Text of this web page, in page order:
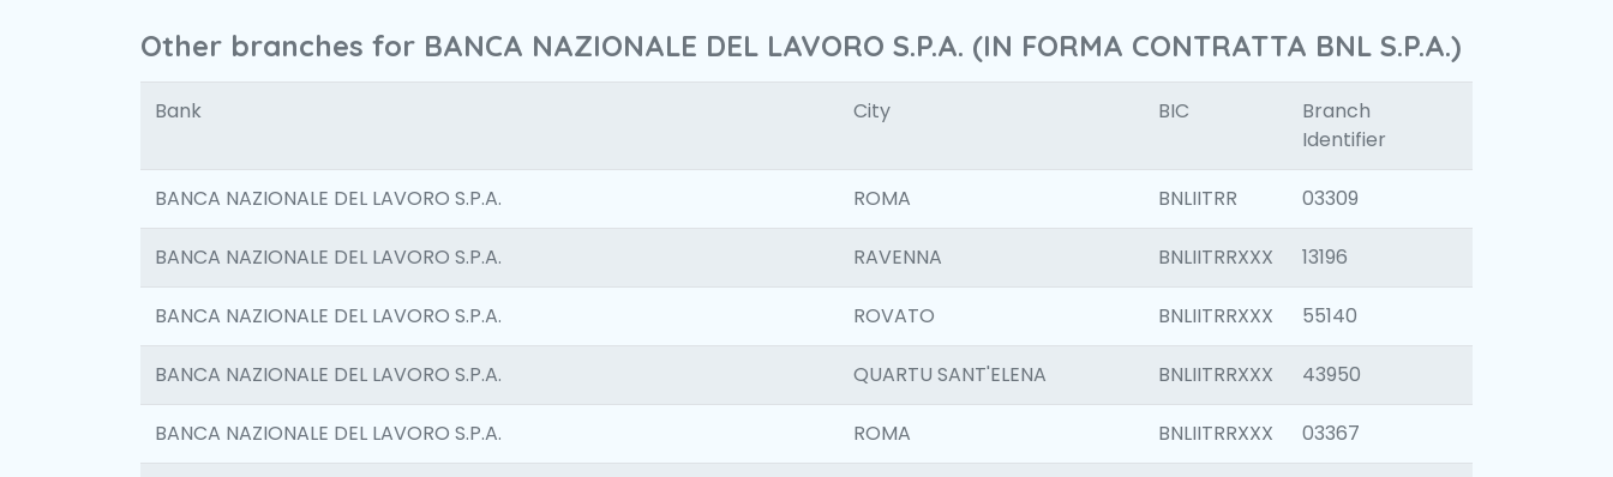
Other branches for BANCA NAZIONALE DEL LAVORO S.P.A. (IN FORMA CONTRATTA BNL S.P.A.)
Bank City BIC
Branch
Identifier
BANCA NAZIONALE DEL LAVORO S.P.A. ROMA BNLIITRR 03309
BANCA NAZIONALE DEL LAVORO S.P.A. RAVENNA BNLIITRRXXX 13196
BANCA NAZIONALE DEL LAVORO S.P.A. ROVATO BNLIITRRXXX 55140
BANCA NAZIONALE DEL LAVORO S.P.A. QUARTU SANT'ELENA BNLIITRRXXX 43950
BANCA NAZIONALE DEL LAVORO S.P.A. ROMA BNLIITRRXXX 03367